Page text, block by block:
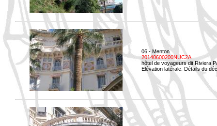
06 - Menton
20140600200NUC2A
hôtel de voyageurs dit Riviera
Elévation latérale. Détails du